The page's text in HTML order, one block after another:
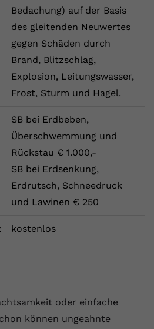
Bedachung) auf der Basis
des gleitenden Neuwertes
gegen Schäden durch
Brand, Blitzschlag,
Explosion, Leitungswasser,
Frost, Sturm und Hagel.
SB bei Erdbeben,
Überschwemmung und
Rückstau € 1.000,-
SB bei Erdsenkung,
Erdrutsch, Schneedruck
und Lawinen € 250
kostenlos
oder einfache
können ungeahnte